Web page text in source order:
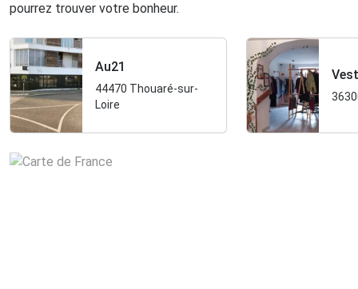
pourrez trouver votre bonheur.
Au21
44470 Thouaré-sur-
Loire